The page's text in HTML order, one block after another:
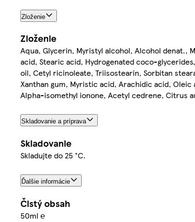
Zloženie
Zloženie
Aqua, Glycerin, Myristyl alcohol, Alcohol
acid, Stearic acid, Hydrogenated coco-
oil, Cetyl ricinoleate, Triisostearin, Sorbitan
Xanthan gum, Myristic acid, Arachidic acid,
Alpha-isomethyl ionone, Acetyl cedrene, Citrus
Skladovanie a príprava
Skladovanie
Skladujte do 25 °C.
Ďalšie informácie
Čistý obsah
50ml ℮